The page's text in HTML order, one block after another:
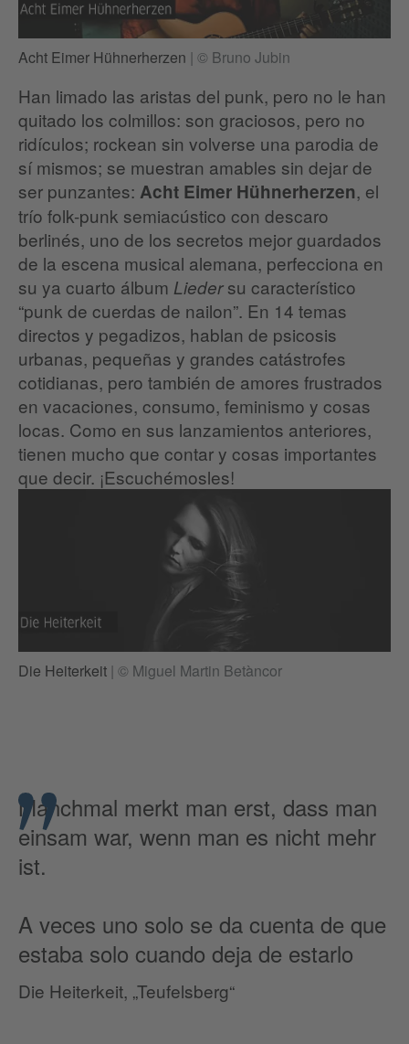
Acht Eimer Hühnerherzen | © Bruno Jubin
Han limado las aristas del punk, pero no le han
quitado los colmillos: son graciosos, pero no
ridículos; rockean sin volverse una parodia de
sí mismos; se muestran amables sin dejar de
ser punzantes: Acht Eimer Hühnerherzen, el
trío folk-punk semiacústico con descaro
berlinés, uno de los secretos mejor guardados
de la escena musical alemana, perfecciona en
su ya cuarto álbum Liedersu característico
“punk de cuerdas de nailon”. En 14 temas
directos y pegadizos, hablan de psicosis
urbanas, pequeñas y grandes catástrofes
cotidianas, pero también de amores frustrados
en vacaciones, consumo, feminismo y cosas
locas. Como en sus lanzamientos anteriores,
tienen mucho que contar y cosas importantes
que decir. ¡Escuchémosles!
Die Heiterkeit | © Miguel Martin Betàncor
Manchmal merkt man erst, dass man
einsam war, wenn man es nicht mehr
ist.
A veces uno solo se da cuenta de que
estaba solo cuando deja de estarlo
Die Heiterkeit, „Teufelsberg“